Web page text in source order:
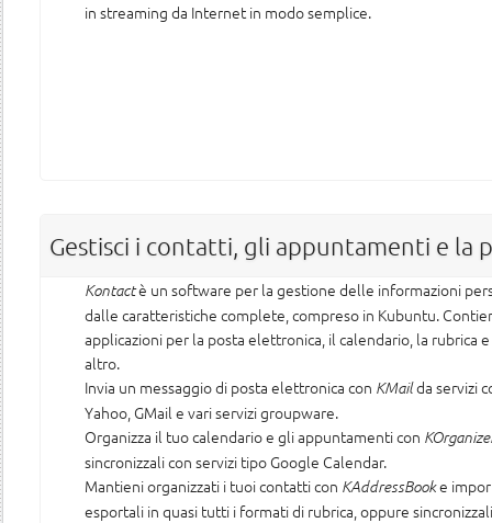
in streaming da Internet in modo semplice.
Gestisci i contatti, gli appuntamenti e la
Kontactè un software per la gestione delle informazioni
dalle caratteristiche complete, compreso in Kubuntu.
applicazioni per la posta elettronica, il calendario, la rubrica
altro.
Invia un messaggio di posta elettronica con KMailda servizi
Yahoo, GMail e vari servizi groupware.
Organizza il tuo calendario e gli appuntamenti con
sincronizzali con servizi tipo Google Calendar.
Mantieni organizzati i tuoi contatti con KAddressBooke
esportali in quasi tutti i formati di rubrica, oppure